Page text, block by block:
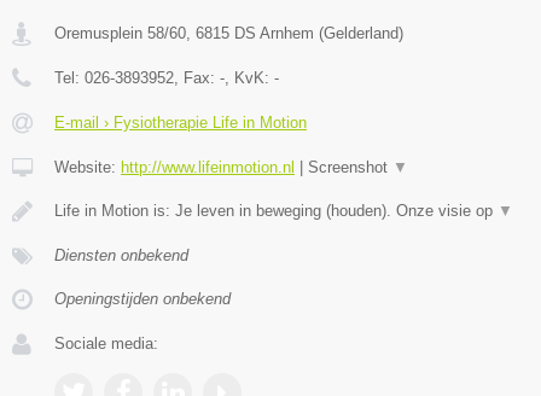
Oremusplein 58/60, 6815 DS Arnhem (Gelderland)
Tel: 026-3893952, Fax: -, KvK: -
E-mail › Fysiotherapie Life in Motion
Website: http://www.lifeinmotion.nl Screenshot ▼
Life in Motion is: Je leven in beweging (houden). Onze visie op ▼
Diensten onbekend
Openingstijden onbekend
Sociale media: